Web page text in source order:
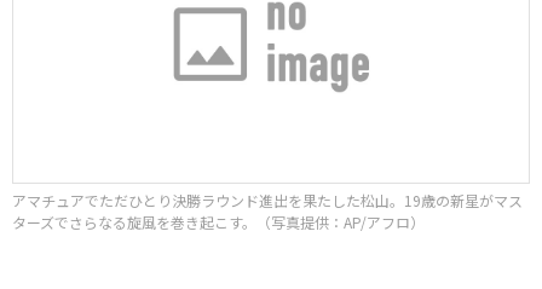
アマチュアでただひとり決勝ラウンド進出を果たした松山。19歳の新星がマス
ターズでさらなる旋風を巻き起こす。（写真提供：AP/アフロ）